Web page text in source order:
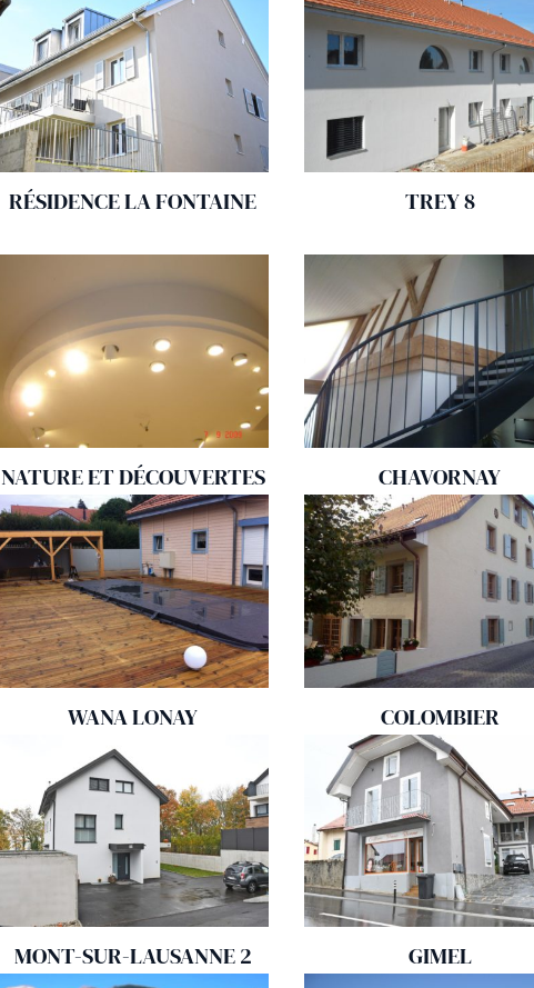
RÉSIDENCE LA FONTAINE TREY 8
NATURE ET DÉCOUVERTES CHAVORNAY
WANA LONAY COLOMBIER
MONT-SUR-LAUSANNE 2 GIMEL